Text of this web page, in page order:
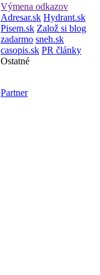
Výmena odkazov
Adresar.sk Hydrant.sk
Pisem.sk Založ si blog
zadarmo sneh.sk
casopis.sk PR články
Ostatné
Partner